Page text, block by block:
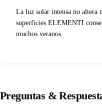
La luz solar intensa no altera
superficies ELEMENTI
muchos veranos.
Preguntas &